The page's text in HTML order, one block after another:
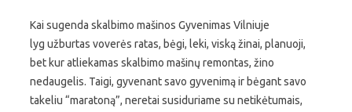
Kai sugenda skalbimo mašinos Gyvenimas Vilniuje
lyg užburtas voverės ratas, bėgi, leki, viską žinai, planuoji,
bet kur atliekamas skalbimo mašinų remontas, žino
nedaugelis. Taigi, gyvenant savo gyvenimą ir bėgant savo
takeliu “maratoną”, neretai susiduriame su netikėtumais,